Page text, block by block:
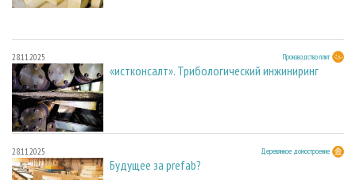
28.11.2025 Производство плит
«истконсалт». Трибологический инжиниринг
28.11.2025 Деревянное домостроение
Будущее за prefab?